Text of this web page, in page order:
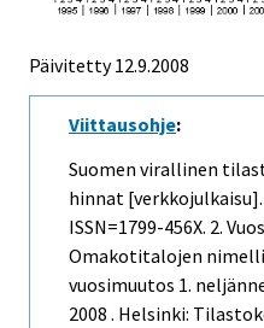
Päivitetty12.9.2008
Viittausohje:
Suomen virallinen
hinnat [verkkojulkaisu].
ISSN=1799-456X. 2.
Omakotitalojen
vuosimuutos 1.
2008 . Helsinki: